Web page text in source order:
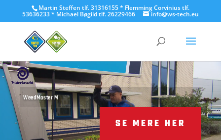
Martin Steffen tlf. 31316155 * Flemming Corvinius tlf.
53636233 * Michael Bøgild tlf. 26229466 info@ws-tech.eu
Video
Player
WeedMaster M
SE MERE HER